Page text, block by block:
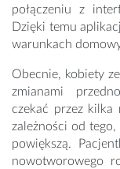
połączeniu z
Dzięki temu
warunkach
Obecnie, kobiety
zmianami
czekać przez kilka
zależności od
powiększą.
nowotworowego